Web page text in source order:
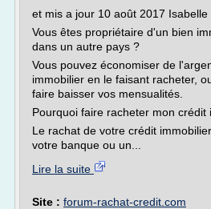
et mis a jour 10 août 2017 Isabelle
Vous êtes propriétaire d'un bien
dans un autre pays ?
Vous pouvez économiser de
immobilier en le faisant racheter,
faire baisser vos mensualités.
Pourquoi faire racheter mon crédit
Le rachat de votre crédit
votre banque ou un...
Lire la suite
Site : forum-rachat-credit.com